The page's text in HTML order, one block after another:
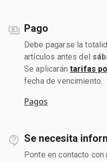
Pago
Debe pagarse la
artículos antes del
Se aplicarán tarifas
fecha de vencimiento.
Pagos
Se necesita
Ponte en contacto